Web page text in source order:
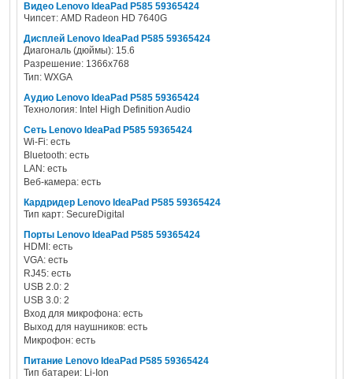
Видео Lenovo IdeaPad P585 59365424
Чипсет: AMD Radeon HD 7640G
Дисплей Lenovo IdeaPad P585 59365424
Диагональ (дюймы): 15.6
Разрешение: 1366x768
Тип: WXGA
Аудио Lenovo IdeaPad P585 59365424
Технология: Intel High Definition Audio
Сеть Lenovo IdeaPad P585 59365424
Wi-Fi: есть
Bluetooth: есть
LAN: есть
Веб-камера: есть
Кардридер Lenovo IdeaPad P585 59365424
Тип карт: SecureDigital
Порты Lenovo IdeaPad P585 59365424
HDMI: есть
VGA: есть
RJ45: есть
USB 2.0: 2
USB 3.0: 2
Вход для микрофона: есть
Выход для наушников: есть
Микрофон: есть
Питание Lenovo IdeaPad P585 59365424
Тип батареи: Li-Ion